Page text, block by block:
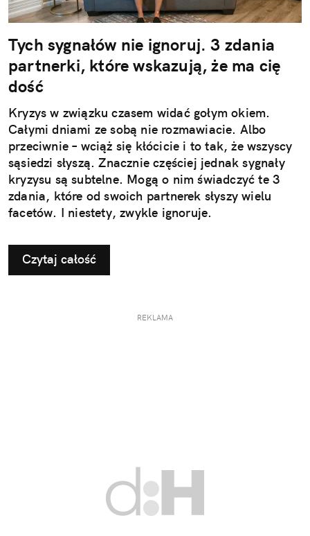
Tych sygnałów nie ignoruj. 3 zdania
partnerki, które wskazują, że ma cię
dość
Kryzys w związku czasem widać gołym okiem.
Całymi dniami ze sobą nie rozmawiacie. Albo
przeciwnie – wciąż się kłócicie i to tak, że wszyscy
sąsiedzi słyszą. Znacznie częściej jednak sygnały
kryzysu są subtelne. Mogą o nim świadczyć te 3
zdania, które od swoich partnerek słyszy wielu
facetów. I niestety, zwykle ignoruje.
Czytaj całość
REKLAMA